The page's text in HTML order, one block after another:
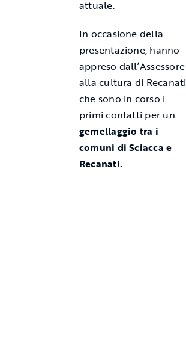
attuale.
In occasione della
presentazione, hanno
appreso dall’Assessore
alla cultura di Recanati
che sono in corso i
primi contatti per un
gemellaggio tra i
comuni di Sciacca e
Recanati.